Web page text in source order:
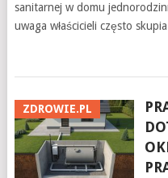
sanitarnej w domu
uwaga właścicieli często
ZDROWIE.PL